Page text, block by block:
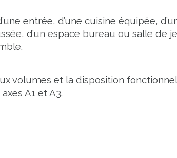
entrée, d’une cuisine équipée,
d’un espace bureau ou salle de
volumes et la disposition
A1 et A3.